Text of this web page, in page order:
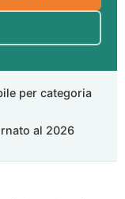
per categoria
al 2026